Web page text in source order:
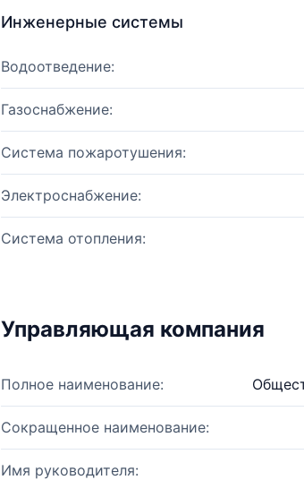
Инженерные системы
Водоотведение:
Газоснабжение:
Система пожаротушения:
Электроснабжение:
Система отопления:
Управляющая компания
Полное наименование:
Сокращенное наименование:
Имя руководителя: